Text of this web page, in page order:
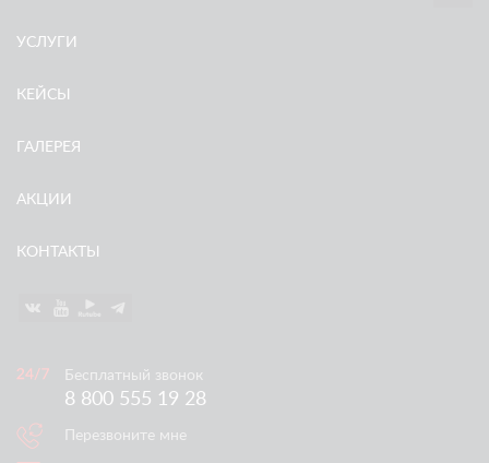
УСЛУГИ
КЕЙСЫ
ГАЛЕРЕЯ
АКЦИИ
КОНТАКТЫ
Бесплатный звонок
8 800 555 19 28
Перезвоните мне